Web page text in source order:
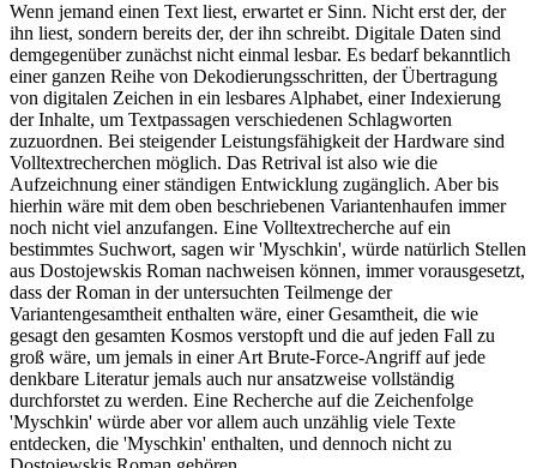
Wenn jemand einen Text liest, erwartet er Sinn. Nicht erst der, der
ihn liest, sondern bereits der, der ihn schreibt. Digitale Daten sind
demgegenüber zunächst nicht einmal lesbar. Es bedarf bekanntlich
einer ganzen Reihe von Dekodierungsschritten, der Übertragung
von digitalen Zeichen in ein lesbares Alphabet, einer Indexierung
der Inhalte, um Textpassagen verschiedenen Schlagworten
zuzuordnen. Bei steigender Leistungsfähigkeit der Hardware sind
Volltextrecherchen möglich. Das Retrival ist also wie die
Aufzeichnung einer ständigen Entwicklung zugänglich. Aber bis
hierhin wäre mit dem oben beschriebenen Variantenhaufen immer
noch nicht viel anzufangen. Eine Volltextrecherche auf ein
bestimmtes Suchwort, sagen wir 'Myschkin', würde natürlich Stellen
aus Dostojewskis Roman nachweisen können, immer vorausgesetzt,
dass der Roman in der untersuchten Teilmenge der
Variantengesamtheit enthalten wäre, einer Gesamtheit, die wie
gesagt den gesamten Kosmos verstopft und die auf jeden Fall zu
groß wäre, um jemals in einer Art Brute-Force-Angriff auf jede
denkbare Literatur jemals auch nur ansatzweise vollständig
durchforstet zu werden. Eine Recherche auf die Zeichenfolge
'Myschkin' würde aber vor allem auch unzählig viele Texte
entdecken, die 'Myschkin' enthalten, und dennoch nicht zu